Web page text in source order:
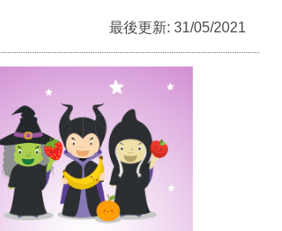
最後更新: 31/05/2021